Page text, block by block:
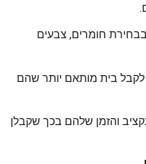
חומרים, צבעים
לקבל בית מותאם יותר שהם
והזמן שלהם בכך שקבלן